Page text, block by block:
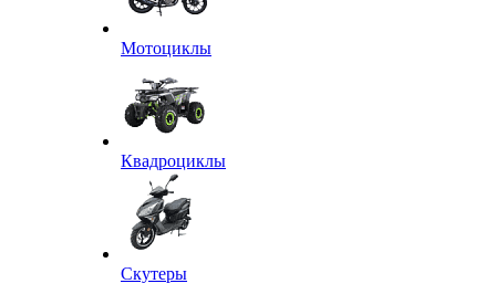
Мотоциклы
Квадроциклы
Скутеры